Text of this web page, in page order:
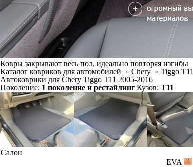
Ковры закрывают весь пол, идеально повторяя изгибы
Каталог ковриков для автомобилей » Chery » Tiggo T11
Автоковрики для Chery Tiggo T11 2005-2016
Поколение: 1 поколение и рестайлинг Кузов: T11
Салон
EVA